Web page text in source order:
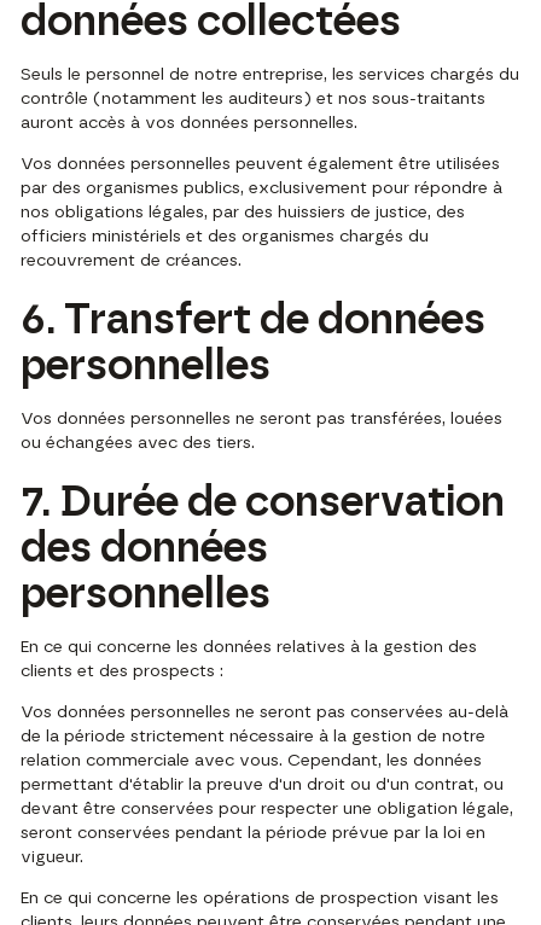
données collectées
Seuls le personnel de notre entreprise, les services chargés du
contrôle (notamment les auditeurs) et nos sous-traitants
auront accès à vos données personnelles.
Vos données personnelles peuvent également être utilisées
par des organismes publics, exclusivement pour répondre à
nos obligations légales, par des huissiers de justice, des
officiers ministériels et des organismes chargés du
recouvrement de créances.
6. Transfert de données
personnelles
Vos données personnelles ne seront pas transférées, louées
ou échangées avec des tiers.
7. Durée de conservation
des données
personnelles
En ce qui concerne les données relatives à la gestion des
clients et des prospects :
Vos données personnelles ne seront pas conservées au-delà
de la période strictement nécessaire à la gestion de notre
relation commerciale avec vous. Cependant, les données
permettant d'établir la preuve d'un droit ou d'un contrat, ou
devant être conservées pour respecter une obligation légale,
seront conservées pendant la période prévue par la loi en
vigueur.
En ce qui concerne les opérations de prospection visant les